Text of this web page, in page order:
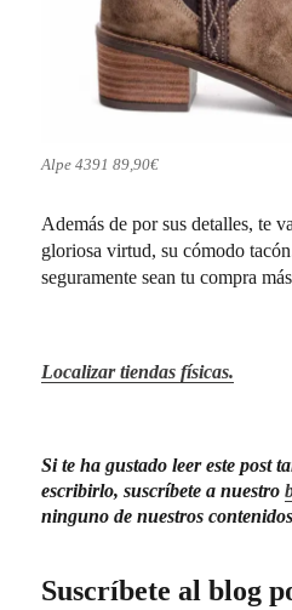
Alpe 4391 89,90€
Además de por sus detalles, te
gloriosa virtud, su cómodo
seguramente sean tu compra
Localizar tiendas físicas.
Si te ha gustado leer este post
escribirlo, suscríbete a nuestro
ninguno de nuestros
Suscríbete al blog